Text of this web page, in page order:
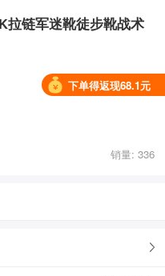
拉链军迷靴徒步靴战术
下单得返现68.1元
销量: 336